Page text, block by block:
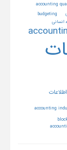
انساني
accounting
accounting
budgeting